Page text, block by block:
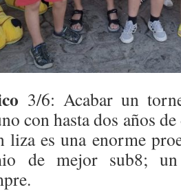
3/6: Acabar un
con hasta dos años
liza es una enorme
de mejor sub8;